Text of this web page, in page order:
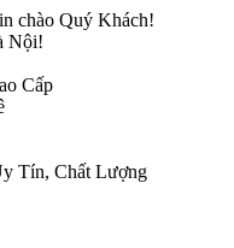
chào Quý Khách!
Nội!
Cấp
Tín, Chất Lượng